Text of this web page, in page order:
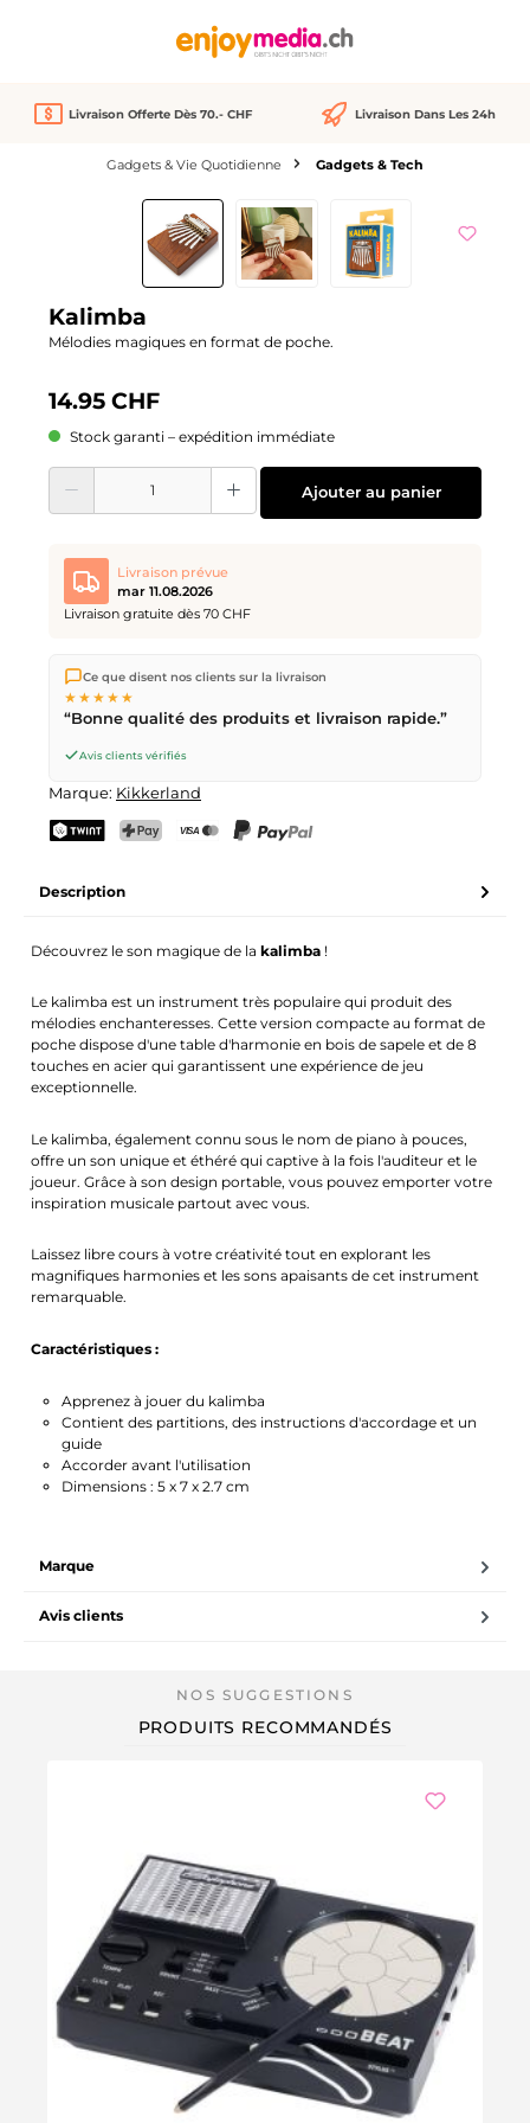
Livraison Offerte Dès 70.- CHF Livraison Dans Les 24h
Gadgets & Vie Quotidienne Gadgets & Tech
Ignorer la galerie d'images
Kalimba
Mélodies magiques en format de poche.
14.95 CHF
Stock garanti – expédition immédiate
Quantité de produit : Entrez la quantité souhaitée ou utilisez les boutons
Ajouter au panier
Livraison prévue
mar 11.08.2026
Livraison gratuite dès 70 CHF
Nous expédions directement depuis notre entrepôt à Kriens,
en Suisse.Livraison gratuitedèsCHF 70
passées avant
livraison leprochain jour ouvrable par la Poste Suisse.
Ce que disent nos clients sur la livraison
★★★★★
“Bonne qualité des produits et livraison rapide.”
Avis clients vérifiés
Marque: Kikkerland
Description
Découvrez le son magique de lakalimba !
Le kalimba est un instrument très populaire qui produit des
mélodies enchanteresses. Cette version compacte au format de
poche dispose d'une table d'harmonie en bois de sapele et de 8
touches en acier qui garantissent une expérience de jeu
exceptionnelle.
Le kalimba, également connu sous le nom de piano à pouces,
offre un son unique et éthéré qui captive à la fois l'auditeur et le
joueur. Grâce à son design portable, vous pouvez emporter votre
inspiration musicale partout avec vous.
Laissez libre cours à votre créativité tout en explorant les
magnifiques harmonies et les sons apaisants de cet instrument
remarquable.
Caractéristiques :
Apprenez à jouer du kalimba
Contient des partitions, des instructions d'accordage et un
guide
Accorder avant l'utilisation
Dimensions : 5 x 7 x 2.7 cm
Marque
Avis clients
PRODUITS RECOMMANDÉS